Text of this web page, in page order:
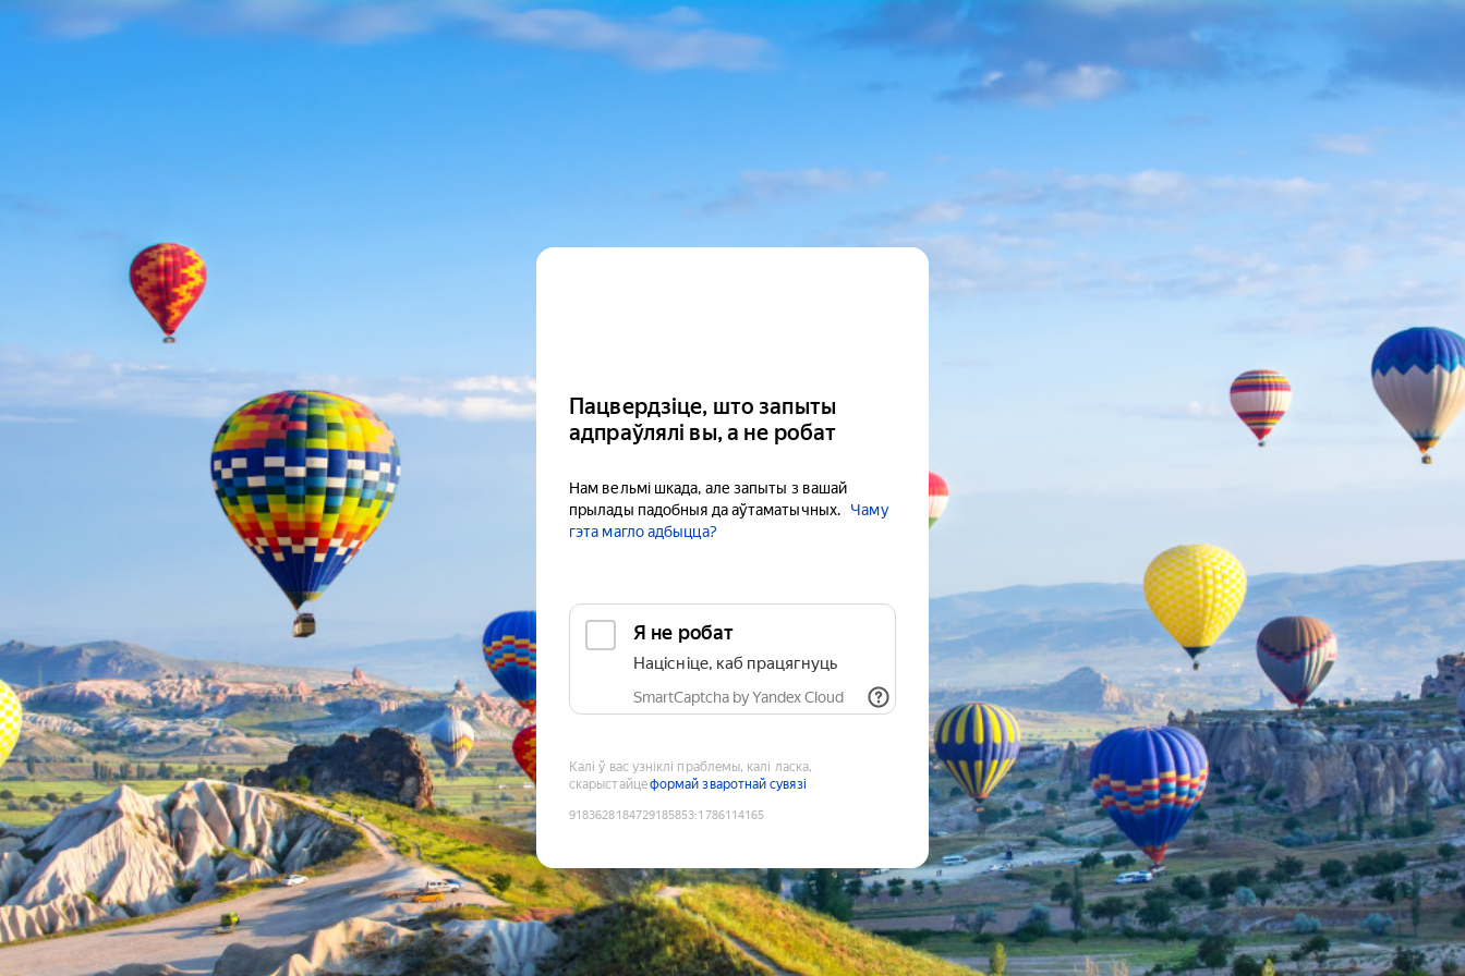
Пацвердзіце, што запыты
адпраўлялі вы, а не робат
Нам вельмі шкада, але запыты з вашай
прылады падобныя да аўтаматычных.
Чаму
гэта магло адбыцца?
Я не робат
Націсніце, каб працягнуць
SmartCaptcha by Yandex Cloud
Калі ў вас узніклі праблемы, калі ласка,
скарыстайцеформай зваротнай сувязі
9183628184729185853:1786114165